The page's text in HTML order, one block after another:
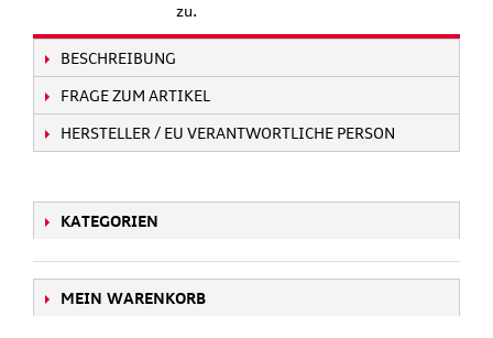
zu.
BESCHREIBUNG
FRAGE ZUM ARTIKEL
HERSTELLER / EU VERANTWORTLICHE PERSON
KATEGORIEN
MEIN WARENKORB